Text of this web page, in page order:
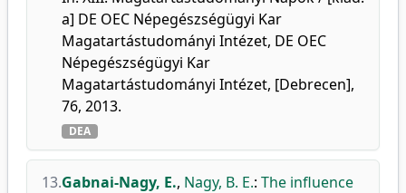
a] DE OEC Népegészségügyi Kar
Magatartástudományi Intézet, DE OEC
Népegészségügyi Kar
Magatartástudományi Intézet, [Debrecen],
76, 2013.
DEA
13.Gabnai-Nagy, E., Nagy, B. E.: The influence